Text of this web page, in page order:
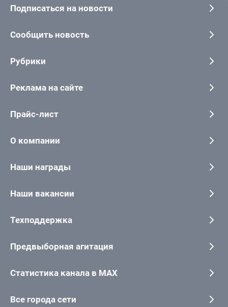
Подписаться на новости
Сообщить новость
Рубрики
Реклама на сайте
Прайс-лист
О компании
Наши награды
Наши вакансии
Техподдержка
Предвыборная агитация
Статистика канала в MAX
Все города сети